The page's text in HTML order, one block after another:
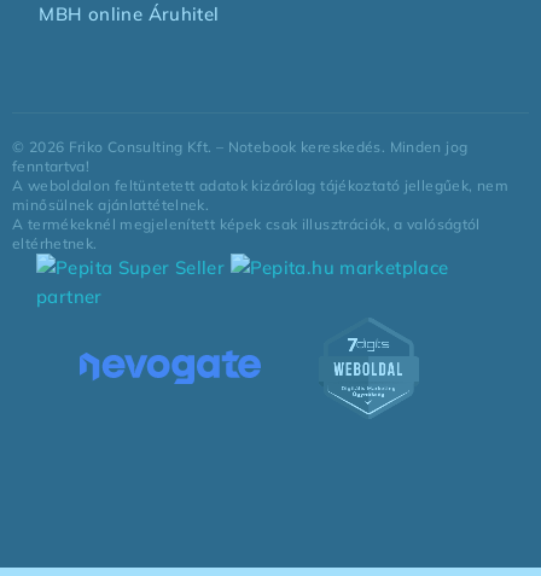
MBH online Áruhitel
© 2026 Friko Consulting Kft. – Notebook kereskedés. Minden jog
fenntartva!
A weboldalon feltüntetett adatok kizárólag tájékoztató jellegűek, nem
minősülnek ajánlattételnek.
A termékeknél megjelenített képek csak illusztrációk, a valóságtól
eltérhetnek.
marketplace
partner